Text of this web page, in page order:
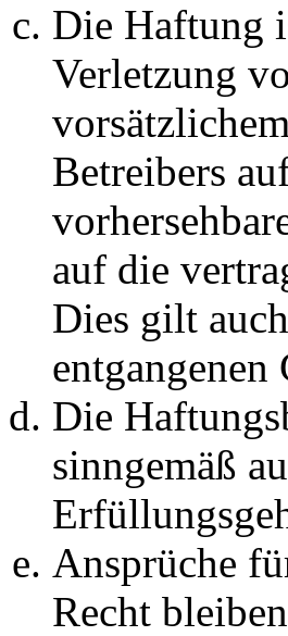
Die Haftung
Verletzung
Betreibers
auf die
Dies gilt
entgangenen
Die
sinngemäß
Ansprüche
Recht